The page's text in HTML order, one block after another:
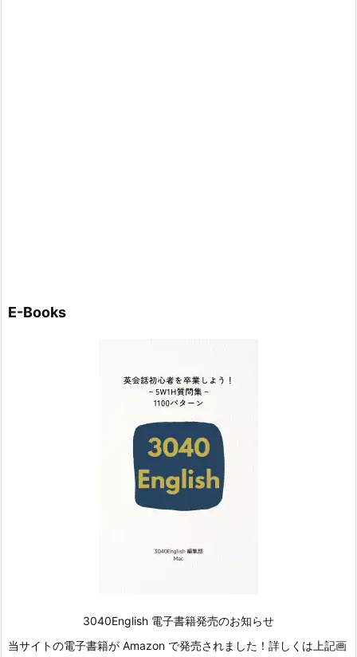
E-Books
3040English 電子書籍発売のお知らせ
当サイトの電子書籍が Amazon で発売されました！詳しくは上記画